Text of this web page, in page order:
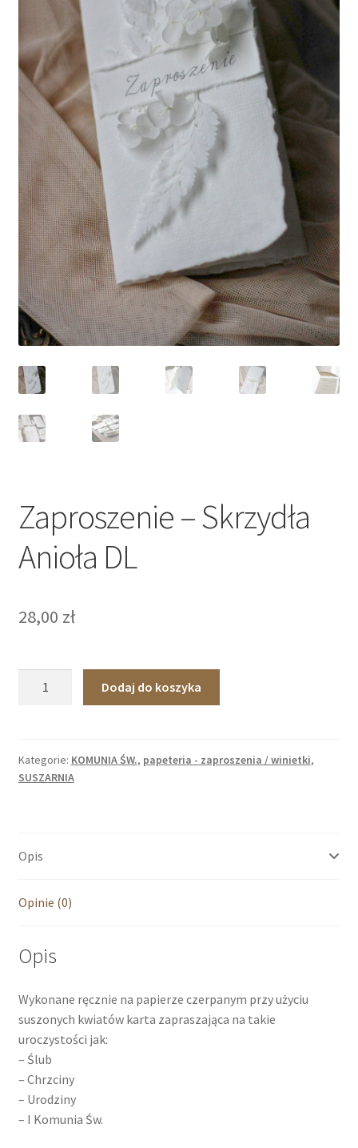
Zaproszenie – Skrzydła
Anioła DL
28,00 zł
Anioła
DL
Dodaj do koszyka
Kategorie: KOMUNIA ŚW., papeteria - zaproszenia / winietki,
SUSZARNIA
Opis
Opinie (0)
Opis
Wykonane ręcznie na papierze czerpanym przy użyciu
suszonych kwiatów karta zapraszająca na takie
uroczystości jak:
– Ślub
– Chrzciny
– Urodziny
– I Komunia Św.